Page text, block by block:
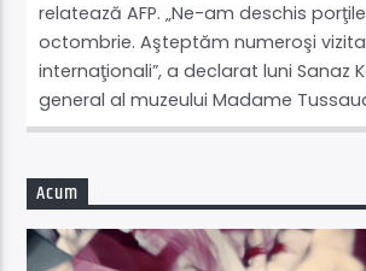
relatează AFP. „Ne-am deschis
octombrie. Aşteptăm numeroşi
internaţionali”, a declarat luni Sanaz
general al muzeului Madame
Acum